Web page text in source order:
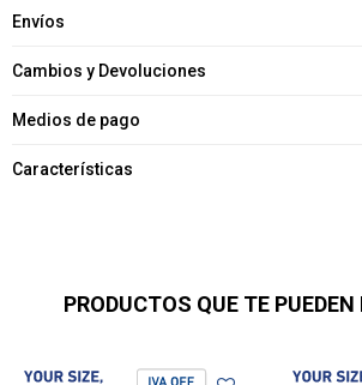
Envíos
Cambios y Devoluciones
Medios de pago
Características
PRODUCTOS QUE TE